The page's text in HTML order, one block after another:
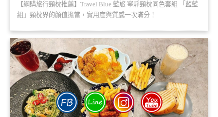
【網購旅行頸枕推薦】Travel Blue 藍旅 寧靜頸枕同色套組 「藍藍
組」頸枕界的顏值擔當，實用度與質感一次滿分！